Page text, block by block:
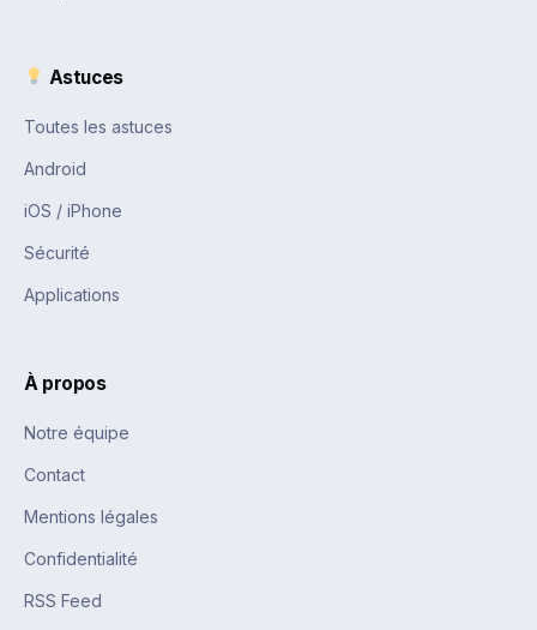
Astuces
Toutes les astuces
Android
iOS / iPhone
Sécurité
Applications
À propos
Notre équipe
Contact
Mentions légales
Confidentialité
RSS Feed